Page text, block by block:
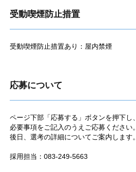
受動喫煙防止措置
受動喫煙防止措置あり：屋内禁煙
応募について
ページ下部「応募する」ボタンを押下し、
必要事項をご記入のうえご応募ください。
後日、選考の詳細についてご案内します。
採用担当：083-249-5663